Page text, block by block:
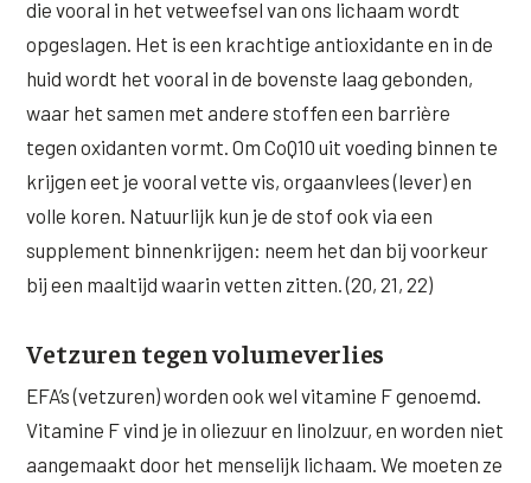
die vooral in het vetweefsel van ons lichaam wordt
opgeslagen. Het is een krachtige antioxidante en in de
huid wordt het vooral in de bovenste laag gebonden,
waar het samen met andere stoffen een barrière
tegen oxidanten vormt. Om CoQ10 uit voeding binnen te
krijgen eet je vooral vette vis, orgaanvlees (lever) en
volle koren. Natuurlijk kun je de stof ook via een
supplement binnenkrijgen: neem het dan bij voorkeur
bij een maaltijd waarin vetten zitten. (20, 21, 22)
Vetzuren tegen volumeverlies
EFA’s (vetzuren) worden ook wel vitamine F genoemd.
Vitamine F vind je in oliezuur en linolzuur, en worden niet
aangemaakt door het menselijk lichaam. We moeten ze